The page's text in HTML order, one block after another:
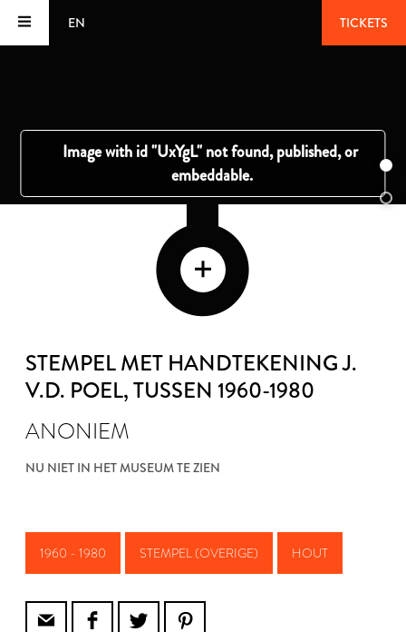
EN TICKETS
STEMPEL MET HANDTEKENING J.
V.D. POEL, TUSSEN 1960-1980
ANONIEM
NU NIET IN HET MUSEUM TE ZIEN
1960 - 1980 STEMPEL (OVERIGE) HOUT